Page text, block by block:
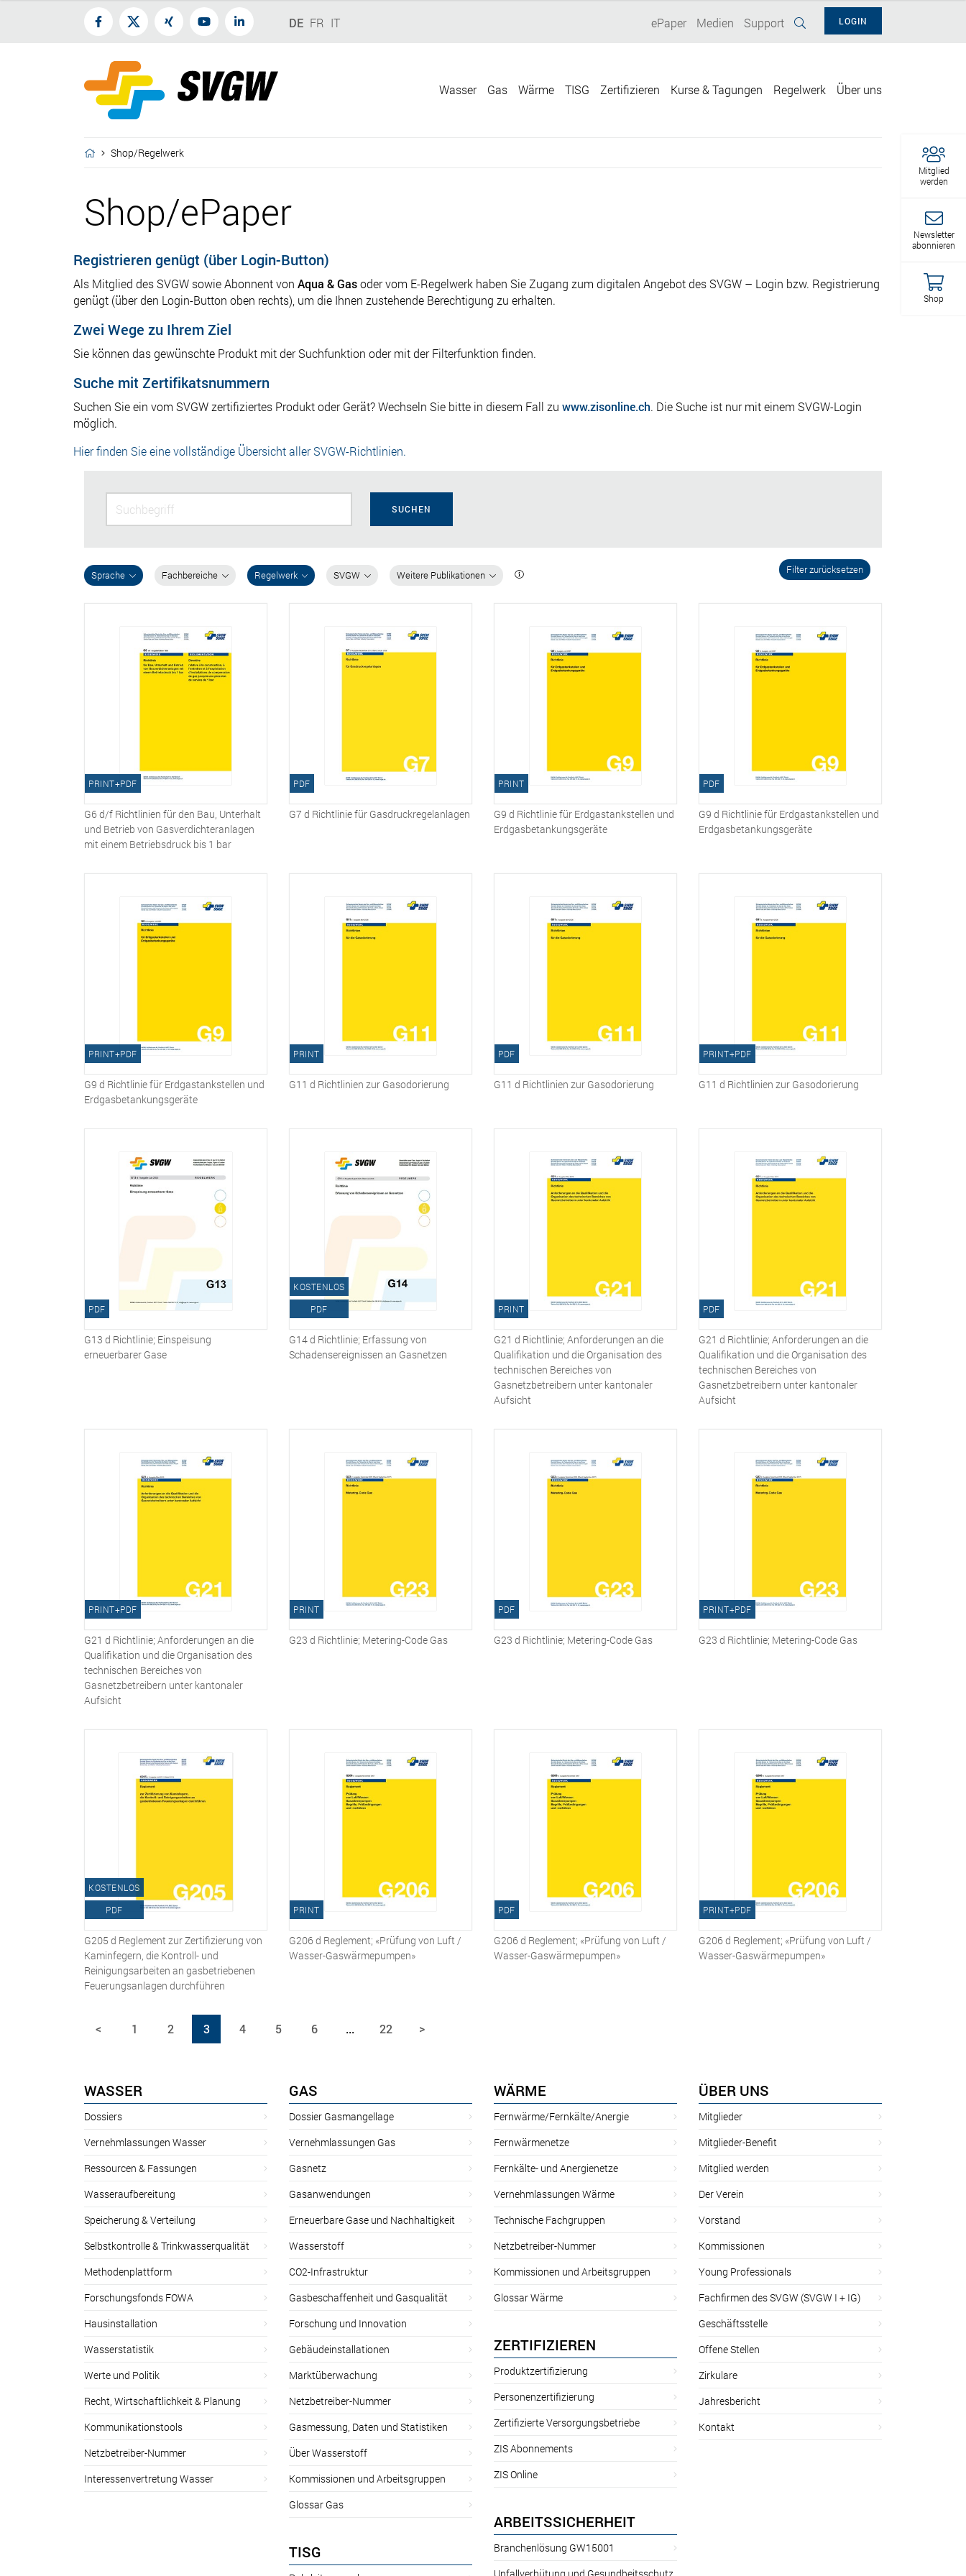
Mitglied
werden
Newsletter
abonnieren
Shop
DE FR IT LOGIN
ePaper Medien Support
Wasser Gas Wärme TISG Zertifizieren Kurse & Tagungen Regelwerk Über uns
Shop/Regelwerk
Shop/ePaper
Registrieren genügt (über Login-Button)
Als Mitglied des SVGW sowie Abonnent von Aqua & Gasoder vom E-Regelwerk haben Sie Zugang zum digitalen Angebot des SVGW – Login bzw. Registrierung
genügt (über den Login-Button oben rechts), um die Ihnen zustehende Berechtigung zu erhalten.
Zwei Wege zu Ihrem Ziel
Sie können das gewünschte Produkt mit der Suchfunktion oder mit der Filterfunktion finden.
Suche mit Zertifikatsnummern
Suchen Sie ein vom SVGW zertifiziertes Produkt oder Gerät? Wechseln Sie bitte in diesem Fall zu www.zisonline.ch. Die Suche ist nur mit einem SVGW-Login
möglich.
Hier finden Sie eine vollständige Übersicht aller SVGW-Richtlinien.
SUCHEN
Sprache Fachbereiche Regelwerk SVGW Weitere Publikationen Filter zurücksetzen
PRINT+PDF
G6 d/f Richtlinien für den Bau, Unterhalt
und Betrieb von Gasverdichteranlagen
mit einem Betriebsdruck bis 1 bar
PDF
G7 d Richtlinie für Gasdruckregelanlagen
PRINT
G9 d Richtlinie für Erdgastankstellen und
Erdgasbetankungsgeräte
PDF
G9 d Richtlinie für Erdgastankstellen und
Erdgasbetankungsgeräte
PRINT+PDF
G9 d Richtlinie für Erdgastankstellen und
Erdgasbetankungsgeräte
PRINT
G11 d Richtlinien zur Gasodorierung
PDF
G11 d Richtlinien zur Gasodorierung
PRINT+PDF
G11 d Richtlinien zur Gasodorierung
PDF
G13 d Richtlinie; Einspeisung
erneuerbarer Gase
KOSTENLOS
PDF
G14 d Richtlinie; Erfassung von
Schadensereignissen an Gasnetzen
PRINT
G21 d Richtlinie; Anforderungen an die
Qualifikation und die Organisation des
technischen Bereiches von
Gasnetzbetreibern unter kantonaler
Aufsicht
PDF
G21 d Richtlinie; Anforderungen an die
Qualifikation und die Organisation des
technischen Bereiches von
Gasnetzbetreibern unter kantonaler
Aufsicht
PRINT+PDF
G21 d Richtlinie; Anforderungen an die
Qualifikation und die Organisation des
technischen Bereiches von
Gasnetzbetreibern unter kantonaler
Aufsicht
PRINT
G23 d Richtlinie; Metering-Code Gas
PDF
G23 d Richtlinie; Metering-Code Gas
PRINT+PDF
G23 d Richtlinie; Metering-Code Gas
KOSTENLOS
PDF
G205 d Reglement zur Zertifizierung von
Kaminfegern, die Kontroll- und
Reinigungsarbeiten an gasbetriebenen
Feuerungsanlagen durchführen
PRINT
G206 d Reglement; «Prüfung von Luft /
Wasser-Gaswärmepumpen»
PDF
G206 d Reglement; «Prüfung von Luft /
Wasser-Gaswärmepumpen»
PRINT+PDF
G206 d Reglement; «Prüfung von Luft /
Wasser-Gaswärmepumpen»
< 1 2 3 4 5 6 ... 22 >
WASSER
Dossiers
Vernehmlassungen Wasser
Ressourcen & Fassungen
Wasseraufbereitung
Speicherung & Verteilung
Selbstkontrolle & Trinkwasserqualität
Methodenplattform
Forschungsfonds FOWA
Hausinstallation
Wasserstatistik
Werte und Politik
Recht, Wirtschaftlichkeit & Planung
Kommunikationstools
Netzbetreiber-Nummer
Interessenvertretung Wasser
GAS
Dossier Gasmangellage
Vernehmlassungen Gas
Gasnetz
Gasanwendungen
Erneuerbare Gase und Nachhaltigkeit
Wasserstoff
CO2-Infrastruktur
Gasbeschaffenheit und Gasqualität
Forschung und Innovation
Gebäudeinstallationen
Marktüberwachung
Netzbetreiber-Nummer
Gasmessung, Daten und Statistiken
Über Wasserstoff
Kommissionen und Arbeitsgruppen
Glossar Gas
TISG
WÄRME
Fernwärme/Fernkälte/Anergie
Fernwärmenetze
Fernkälte- und Anergienetze
Vernehmlassungen Wärme
Technische Fachgruppen
Netzbetreiber-Nummer
Kommissionen und Arbeitsgruppen
Glossar Wärme
ZERTIFIZIEREN
Produktzertifizierung
Personenzertifizierung
Zertifizierte Versorgungsbetriebe
ZIS Abonnements
ZIS Online
ARBEITSSICHERHEIT
Branchenlösung GW15001
ÜBER UNS
Mitglieder
Mitglieder-Benefit
Mitglied werden
Der Verein
Vorstand
Kommissionen
Young Professionals
Fachfirmen des SVGW (SVGW I + IG)
Geschäftsstelle
Offene Stellen
Zirkulare
Jahresbericht
Kontakt